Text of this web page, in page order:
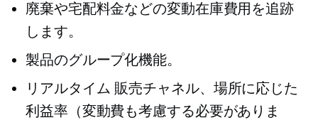
廃棄や宅配料金などの変動在庫費用を追跡
します。
製品のグループ化機能。
リアルタイム 販売チャネル、場所に応じた
利益率（変動費も考慮する必要がありま